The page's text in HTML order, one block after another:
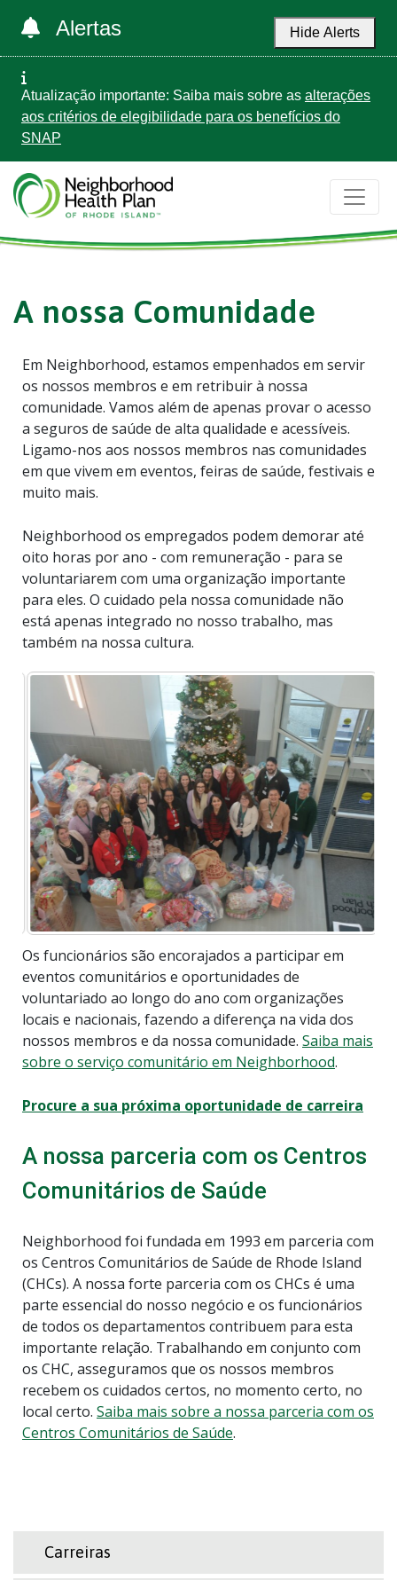
Alertas Hide Alerts
Atualização importante: Saiba mais sobre as alterações
aos critérios de elegibilidade para os benefícios do
SNAP
A nossa Comunidade
Em Neighborhood, estamos empenhados em servir
os nossos membros e em retribuir à nossa
comunidade. Vamos além de apenas provar o acesso
a seguros de saúde de alta qualidade e acessíveis.
Ligamo-nos aos nossos membros nas comunidades
em que vivem em eventos, feiras de saúde, festivais e
muito mais.
Neighborhood os empregados podem demorar até
oito horas por ano - com remuneração - para se
voluntariarem com uma organização importante
para eles. O cuidado pela nossa comunidade não
está apenas integrado no nosso trabalho, mas
também na nossa cultura.
Os funcionários são encorajados a participar em
eventos comunitários e oportunidades de
voluntariado ao longo do ano com organizações
locais e nacionais, fazendo a diferença na vida dos
nossos membros e da nossa comunidade. Saiba mais
sobre o serviço comunitário em Neighborhood.
Procure a sua próxima oportunidade de carreira
A nossa parceria com os Centros
Comunitários de Saúde
Neighborhood foi fundada em 1993 em parceria com
os Centros Comunitários de Saúde de Rhode Island
(CHCs). A nossa forte parceria com os CHCs é uma
parte essencial do nosso negócio e os funcionários
de todos os departamentos contribuem para esta
importante relação. Trabalhando em conjunto com
os CHC, asseguramos que os nossos membros
recebem os cuidados certos, no momento certo, no
local certo. Saiba mais sobre a nossa parceria com os
Centros Comunitários de Saúde.
Carreiras